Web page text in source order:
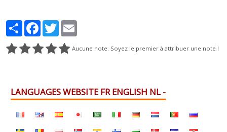
PartagerFacebook
Twitter
Aucune note. Soyez le premier à attribuer une note !
LANGUAGES WEBSITE FR ENGLISH NL -